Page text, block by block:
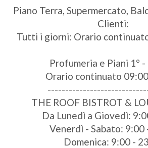
Piano Terra, Supermercato,
Clienti:
Tutti i giorni: Orario
Profumeria e Piani 1° -
Orario continuato
THE ROOF BISTROT &
Da Lunedì a Giovedì:
Venerdì - Sabato: 9:00
Domenica: 9:00 -